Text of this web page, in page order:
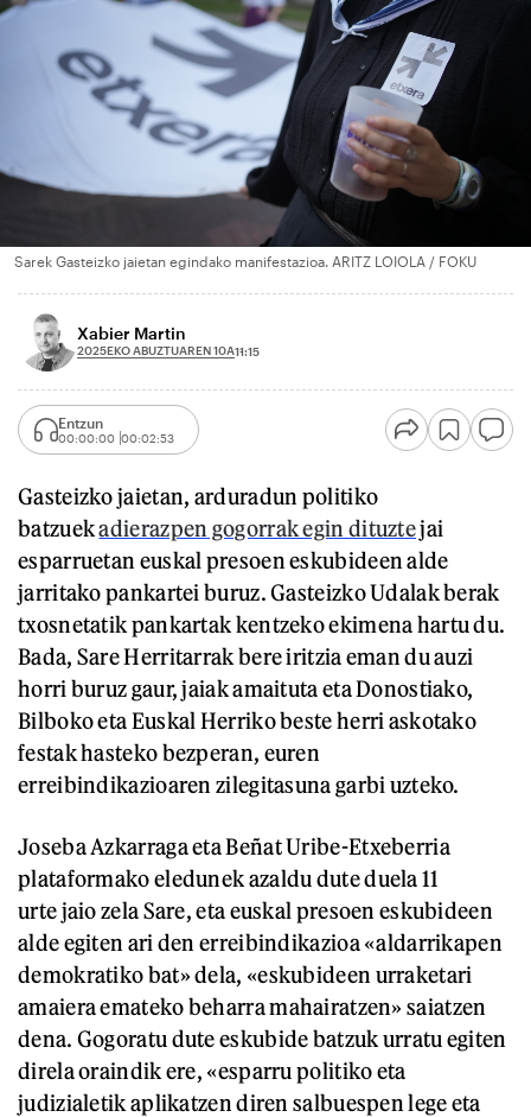
Sarek Gasteizko jaietan egindako manifestazioa. ARITZ LOIOLA / FOKU
Xabier Martin
2025EKO ABUZTUAREN 10A11:15
Entzun
00:00:00 00:02:53
Gasteizko jaietan, arduradun politiko
batzuekadierazpen gogorrak egin dituztejai
esparruetan euskal presoen eskubideen alde
jarritako pankartei buruz. Gasteizko Udalak berak
txosnetatik pankartak kentzeko ekimena hartu du.
Bada, Sare Herritarrak bere iritzia eman du auzi
horri buruz gaur, jaiak amaituta eta Donostiako,
Bilboko eta Euskal Herriko beste herri askotako
festak hasteko bezperan, euren
erreibindikazioaren zilegitasuna garbi uzteko.
Joseba Azkarraga eta Beñat Uribe-Etxeberria
plataformako eledunek azaldu dute duela 11
urte jaio zela Sare, eta euskal presoen eskubideen
alde egiten ari den erreibindikazioa «aldarrikapen
demokratiko bat» dela, «eskubideen urraketari
amaiera emateko beharra mahairatzen» saiatzen
dena. Gogoratu dute eskubide batzuk urratu egiten
direla oraindik ere, «esparru politiko eta
judizialetik aplikatzen diren salbuespen lege eta